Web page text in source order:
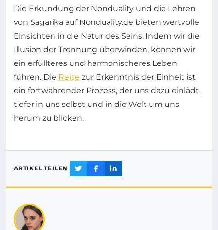
Die Erkundung der Nonduality und die Lehren
von Sagarika auf Nonduality.de bieten wertvolle
Einsichten in die Natur des Seins. Indem wir die
Illusion der Trennung überwinden, können wir
ein erfüllteres und harmonischeres Leben
führen. Die Reise zur Erkenntnis der Einheit ist
ein fortwährender Prozess, der uns dazu einlädt,
tiefer in uns selbst und in die Welt um uns
herum zu blicken.
ARTIKEL TEILEN